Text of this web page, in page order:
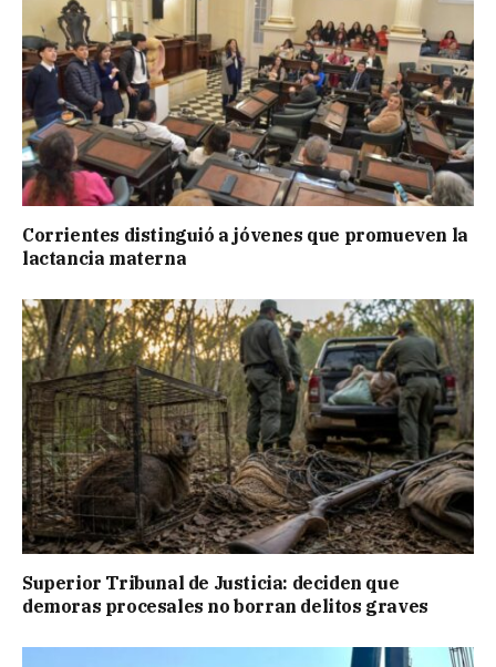
Corrientes distinguió a jóvenes que promueven la
lactancia materna
Superior Tribunal de Justicia: deciden que
demoras procesales no borran delitos graves